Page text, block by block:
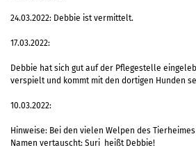
24.03.2022: Debbie ist vermittelt.
17.03.2022:
Debbie hat sich gut auf der Pflegestelle
verspielt und kommt mit den dortigen Hunden
10.03.2022:
Hinweise: Bei den vielen Welpen des
Namen vertauscht: Suri heißt Debbie!